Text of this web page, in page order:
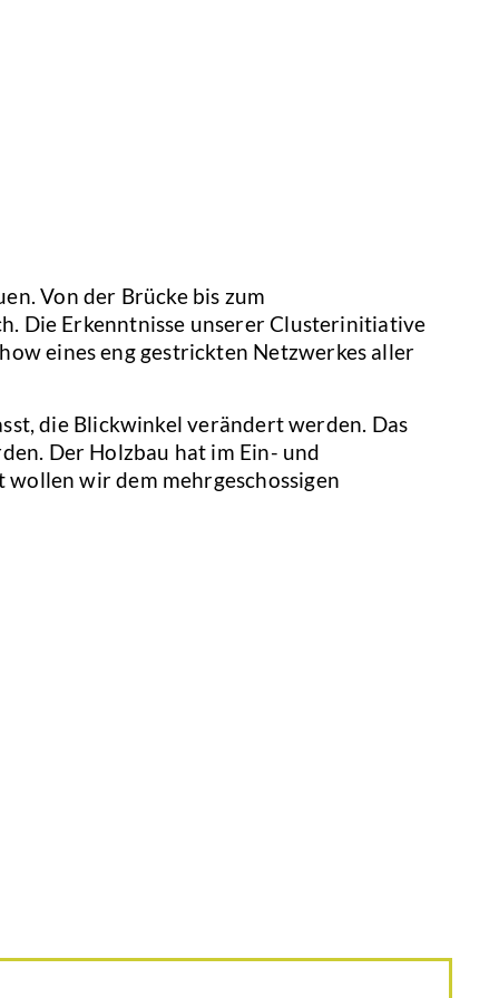
Von der Brücke bis zum
Die Erkenntnisse unserer Clusterinitiative
eines eng gestrickten Netzwerkes aller
die Blickwinkel verändert werden. Das
Der Holzbau hat im Ein- und
wir dem mehrgeschossigen